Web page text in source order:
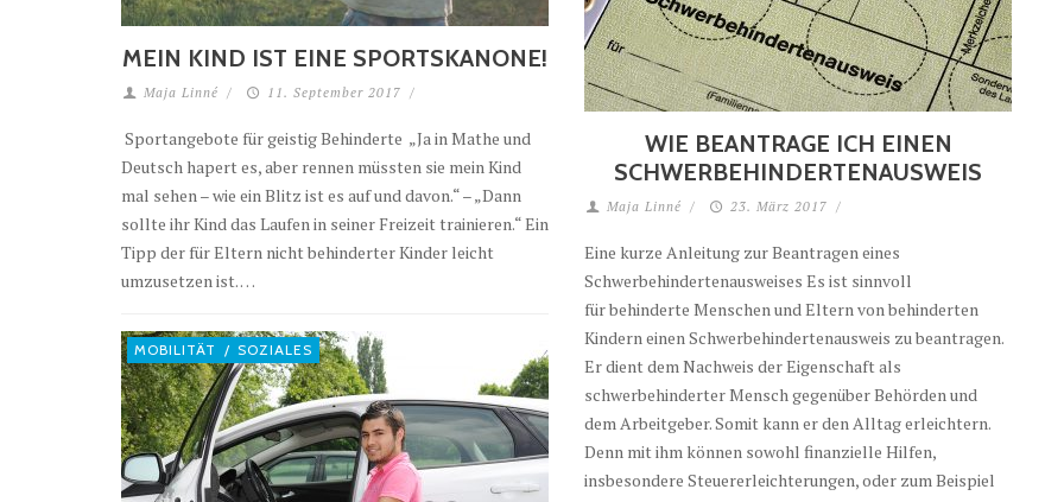
MEIN KIND IST EINE SPORTSKANONE!
Maja Linné / 11. September 2017 /
Sportangebote für geistig Behinderte „Ja in Mathe und
Deutsch hapert es, aber rennen müssten sie mein Kind
mal sehen – wie ein Blitz ist es auf und davon.“ – „Dann
sollte ihr Kind das Laufen in seiner Freizeit trainieren.“ Ein
Tipp der für Eltern nicht behinderter Kinder leicht
umzusetzen ist. …
WIE BEANTRAGE ICH EINEN
SCHWERBEHINDERTENAUSWEIS
Maja Linné / 23. März 2017 /
Eine kurze Anleitung zur Beantragen eines
Schwerbehindertenausweises Es ist sinnvoll
für behinderte Menschen und Eltern von behinderten
Kindern einen Schwerbehindertenausweis zu beantragen.
Er dient dem Nachweis der Eigenschaft als
schwerbehinderter Mensch gegenüber Behörden und
dem Arbeitgeber. Somit kann er den Alltag erleichtern.
Denn mit ihm können sowohl finanzielle Hilfen,
insbesondere Steuererleichterungen, oder zum Beispiel
MOBILITÄT / SOZIALES